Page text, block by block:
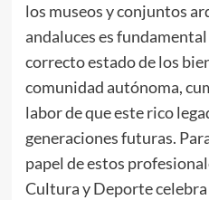
los museos y conjuntos
andaluces es
correcto estado de los
comunidad autónoma,
labor de que este rico
generaciones futuras.
papel de estos
Cultura y Deporte celebra